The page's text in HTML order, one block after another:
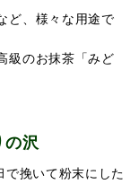
ど、様々な用途で
級のお抹茶「みど
沢
挽いて粉末にした